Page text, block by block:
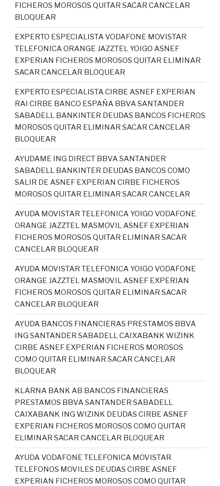
FICHEROS MOROSOS QUITAR SACAR CANCELAR
BLOQUEAR
EXPERTO ESPECIALISTA VODAFONE MOVISTAR
TELEFONICA ORANGE JAZZTEL YOIGO ASNEF
EXPERIAN FICHEROS MOROSOS QUITAR ELIMINAR
SACAR CANCELAR BLOQUEAR
EXPERTO ESPECIALISTA CIRBE ASNEF EXPERIAN
RAI CIRBE BANCO ESPAÑA BBVA SANTANDER
SABADELL BANKINTER DEUDAS BANCOS FICHEROS
MOROSOS QUITAR ELIMINAR SACAR CANCELAR
BLOQUEAR
AYUDAME ING DIRECT BBVA SANTANDER
SABADELL BANKINTER DEUDAS BANCOS COMO
SALIR DE ASNEF EXPERIAN CIRBE FICHEROS
MOROSOS QUITAR ELIMINAR SACAR CANCELAR
AYUDA MOVISTAR TELEFONICA YOIGO VODAFONE
ORANGE JAZZTEL MASMOVIL ASNEF EXPERIAN
FICHEROS MOROSOS QUITAR ELIMINAR SACAR
CANCELAR BLOQUEAR
AYUDA MOVISTAR TELEFONICA YOIGO VODAFONE
ORANGE JAZZTEL MASMOVIL ASNEF EXPERIAN
FICHEROS MOROSOS QUITAR ELIMINAR SACAR
CANCELAR BLOQUEAR
AYUDA BANCOS FINANCIERAS PRESTAMOS BBVA
ING SANTANDER SABADELL CAIXABANK WIZINK
CIRBE ASNEF EXPERIAN FICHEROS MOROSOS
COMO QUITAR ELIMINAR SACAR CANCELAR
BLOQUEAR
KLARNA BANK AB BANCOS FINANCIERAS
PRESTAMOS BBVA SANTANDER SABADELL
CAIXABANK ING WIZINK DEUDAS CIRBE ASNEF
EXPERIAN FICHEROS MOROSOS COMO QUITAR
ELIMINAR SACAR CANCELAR BLOQUEAR
AYUDA VODAFONE TELEFONICA MOVISTAR
TELEFONOS MOVILES DEUDAS CIRBE ASNEF
EXPERIAN FICHEROS MOROSOS COMO QUITAR